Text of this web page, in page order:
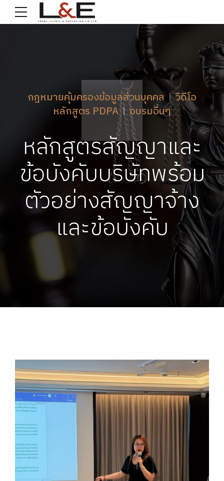
กฎหมายคุ้มครองข้อมูลส่วนบุคคล
วิดีโอ
หลักสูตร PDPA
อบรมอื่นๆ
หลักสูตรสัญญาและ
ข้อบังคับบริษัทพร้อม
ตัวอย่างสัญญาจ้าง
และข้อบังคับ